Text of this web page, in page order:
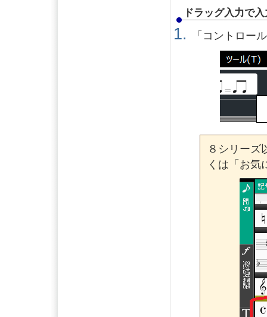
ドラッグ入力で
「コントロー
８シリーズ
くは「お気